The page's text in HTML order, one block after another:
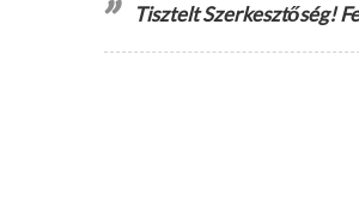
Tisztelt Szerkesztőség!